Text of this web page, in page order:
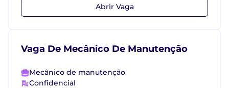
Abrir Vaga
Vaga De Mecânico De Manutenção
Mecânico de manutenção
Confidencial